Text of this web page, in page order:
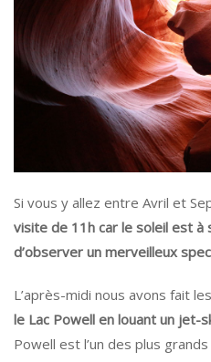
Si vous y allez entre Avril et
visite de 11h car le soleil est
d’observer un merveilleux
L’après-midi nous avons fait
le Lac Powell en louant un jet-
Powell est l’un des plus